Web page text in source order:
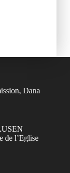
de l’Eglise